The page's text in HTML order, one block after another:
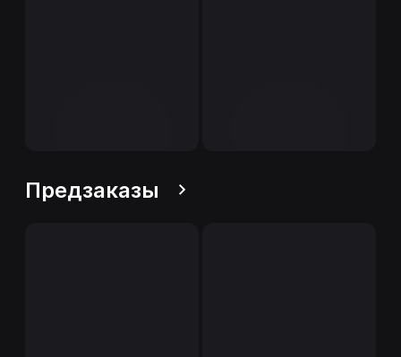
Предзаказы